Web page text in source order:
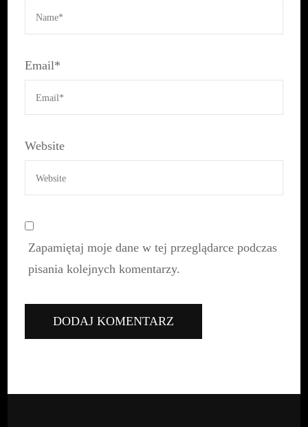
Email*
Website
Zapamiętaj moje dane w tej przeglądarce podczas
pisania kolejnych komentarzy.